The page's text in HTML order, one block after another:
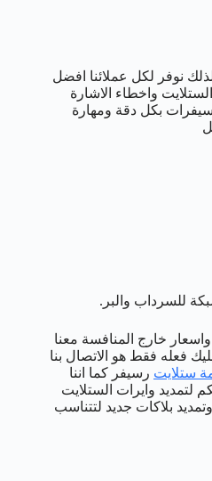
نوفر لكل عملائنا افضل
واخطاء الاشارة
بكل دقة ومهارة
للسرداب والبر.
واسعار خارج المنافسة معنا
فعله فقط هو الاتصال بنا
ستلايت رسيفر كما اننا
لتمديد وايرات الستلايت
وتمديد بلاكات جديد لتتناسب